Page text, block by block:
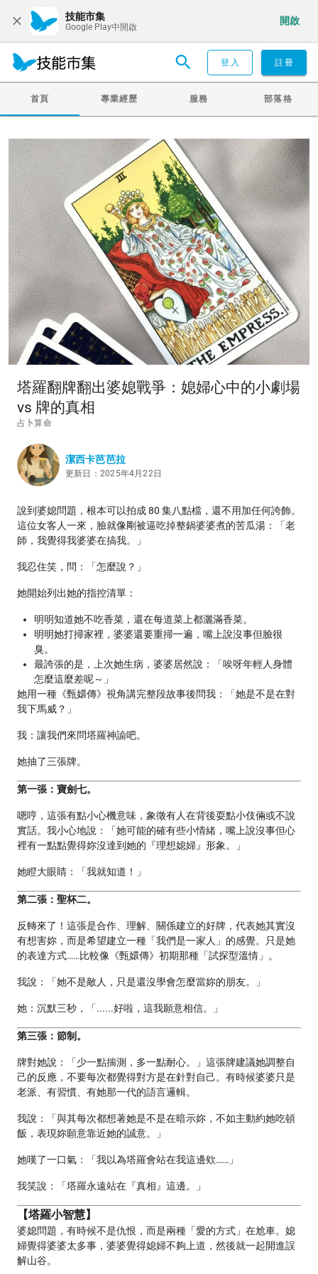
技能市集
Google Play中開啟
開啟
登入 註冊
首頁 專業經歷 服務 部落格
塔羅翻牌翻出婆媳戰爭：媳婦心中的小劇場
vs 牌的真相
占卜算命
潔西卡芭芭拉
更新日：2025年4月22日
說到婆媳問題，根本可以拍成 80 集八點檔，還不用加任何誇飾。
這位女客人一來，臉就像剛被逼吃掉整鍋婆婆煮的苦瓜湯：「老
師，我覺得我婆婆在搞我。」
我忍住笑，問：「怎麼說？」
她開始列出她的指控清單：
明明知道她不吃香菜，還在每道菜上都灑滿香菜。
明明她打掃家裡，婆婆還要重掃一遍，嘴上說沒事但臉很
臭。
最誇張的是，上次她生病，婆婆居然說：「唉呀年輕人身體
怎麼這麼差呢～」
她用一種《甄嬛傳》視角講完整段故事後問我：「她是不是在對
我下馬威？」
我：讓我們來問塔羅神諭吧。
她抽了三張牌。
第一張：寶劍七。
嗯哼，這張有點小心機意味，象徵有人在背後耍點小伎倆或不說
實話。我小心地說：「她可能的確有些小情緒，嘴上說沒事但心
裡有一點點覺得妳沒達到她的『理想媳婦』形象。」
她瞪大眼睛：「我就知道！」
第二張：聖杯二。
反轉來了！這張是合作、理解、關係建立的好牌，代表她其實沒
有想害妳，而是希望建立一種「我們是一家人」的感覺。只是她
的表達方式……比較像《甄嬛傳》初期那種「試探型溫情」。
我說：「她不是敵人，只是還沒學會怎麼當妳的朋友。」
她：沉默三秒，「......好啦，這我願意相信。」
第三張：節制。
牌對她說：「少一點揣測，多一點耐心。」這張牌建議她調整自
己的反應，不要每次都覺得對方是在針對自己。有時候婆婆只是
老派、有習慣、有她那一代的語言邏輯。
我說：「與其每次都想著她是不是在暗示妳，不如主動約她吃頓
飯，表現妳願意靠近她的誠意。」
她嘆了一口氣：「我以為塔羅會站在我這邊欸……」
我笑說：「塔羅永遠站在『真相』這邊。」
【塔羅小智慧】
婆媳問題，有時候不是仇恨，而是兩種「愛的方式」在尬車。媳
婦覺得婆婆太多事，婆婆覺得媳婦不夠上道，然後就一起開進誤
解山谷。